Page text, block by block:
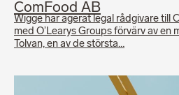
ComFood AB
Wigge har agerat legal rådgivare till
med O’Learys Groups förvärv av en
Tolvan, en av de största…